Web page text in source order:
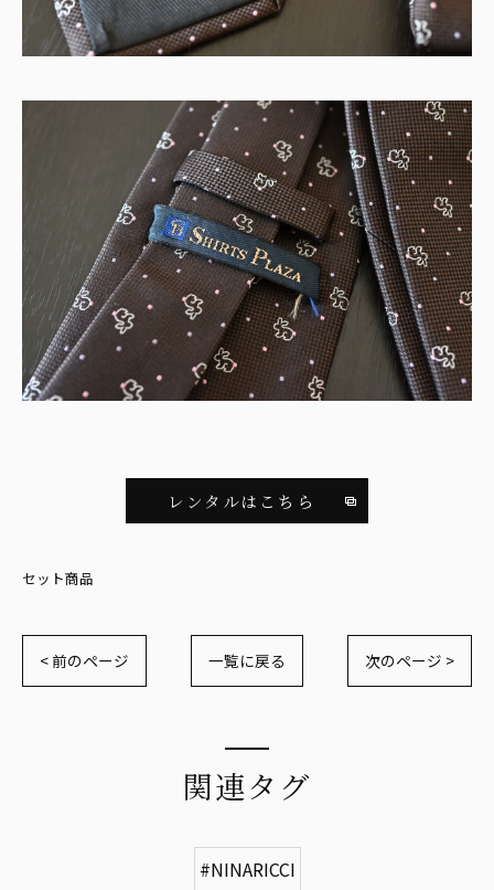
レンタルはこちら
セット商品
< 前のページ 一覧に戻る 次のページ >
関連タグ
#NINARICCI